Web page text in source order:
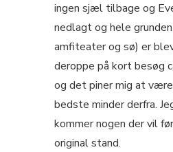
ingen sjæl tilbage og
nedlagt og hele
amfiteater og sø) er
deroppe på kort besøg
og det piner mig at være
bedste minder derfra.
kommer nogen der vil
original stand.